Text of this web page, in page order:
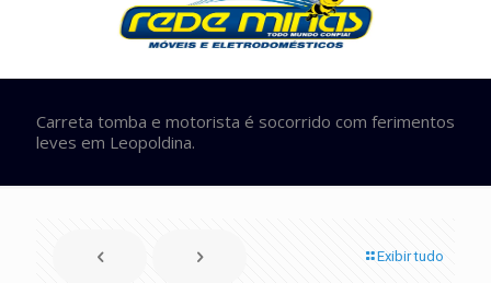
Carreta tomba e motorista é socorrido com ferimentos
leves em Leopoldina.
Exibir tudo